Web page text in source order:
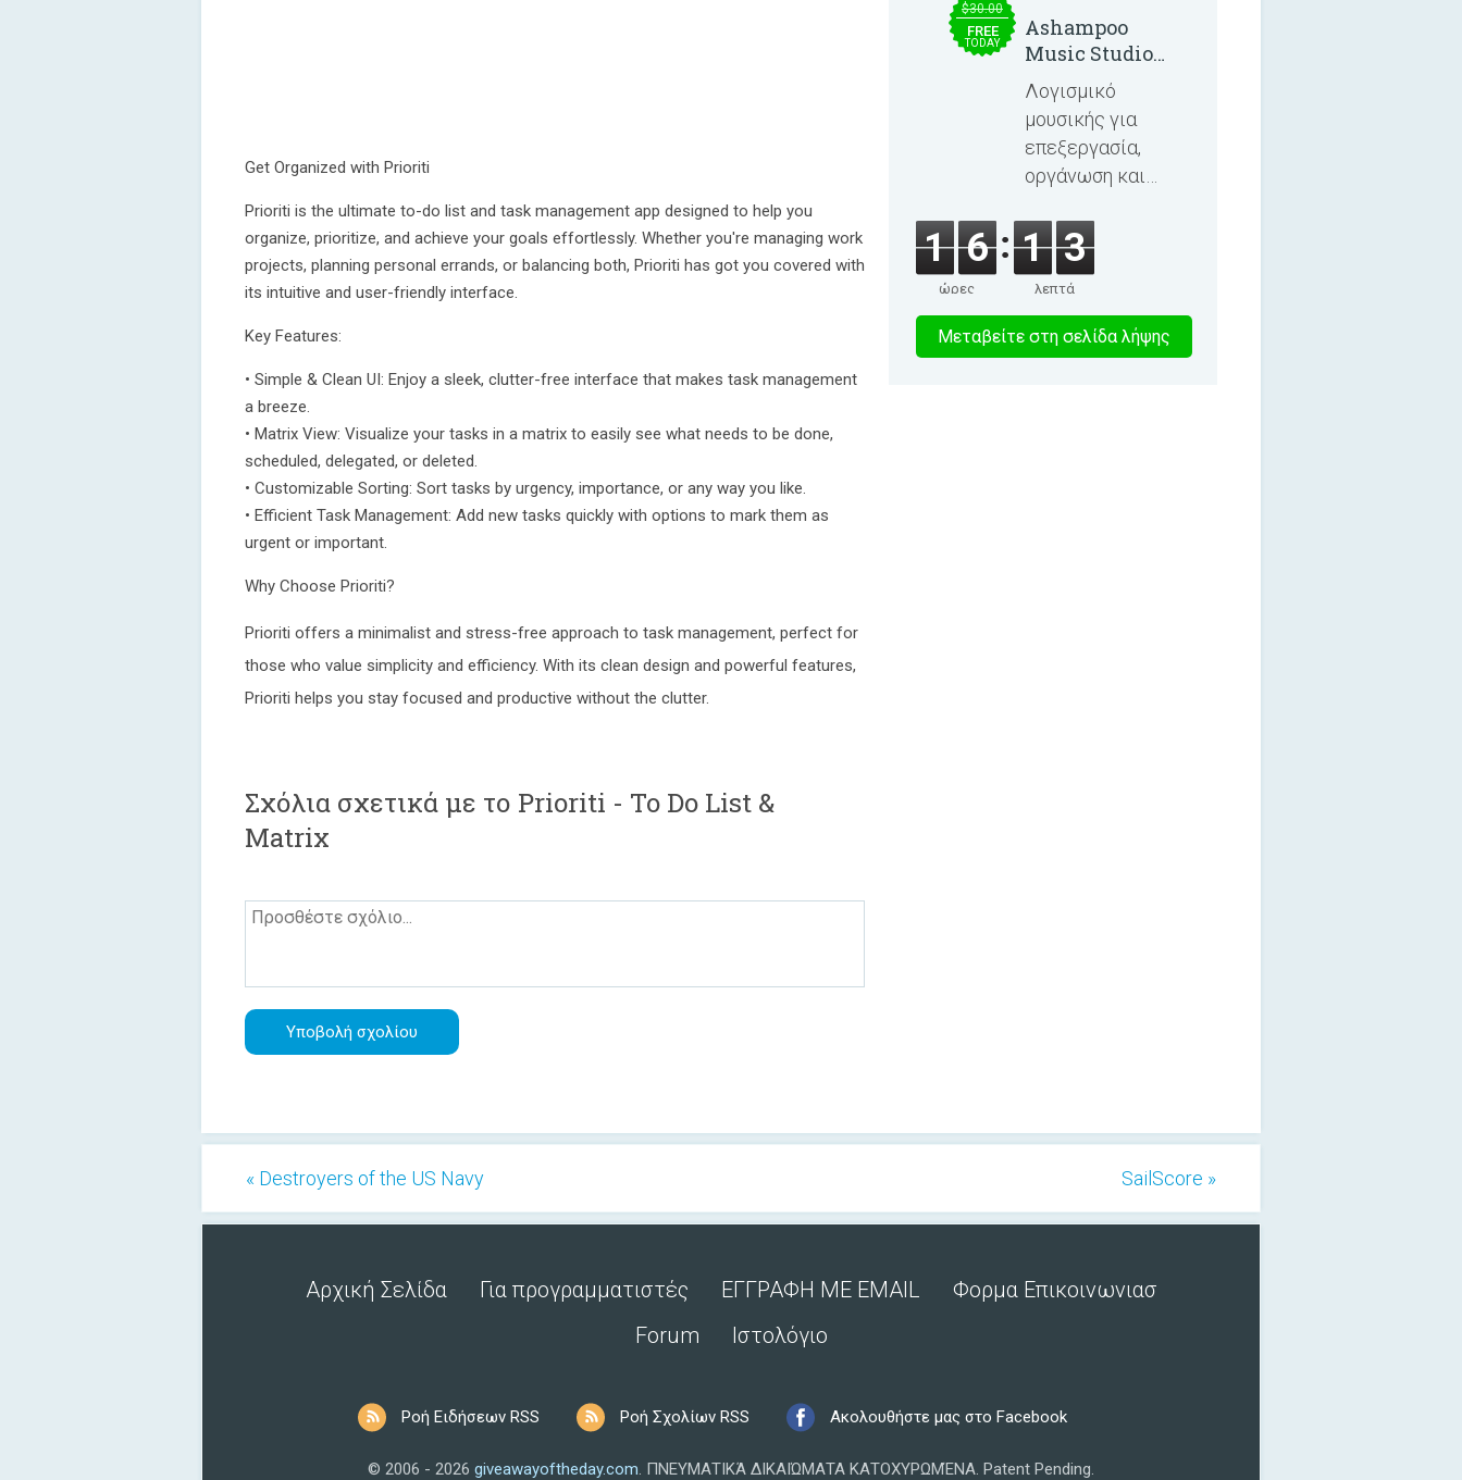
Get Organized with Prioriti
Prioriti is the ultimate to-do list and task management app designed to help you
organize, prioritize, and achieve your goals effortlessly. Whether you're managing work
projects, planning personal errands, or balancing both, Prioriti has got you covered with
its intuitive and user-friendly interface.
Key Features:
• Simple & Clean UI: Enjoy a sleek, clutter-free interface that makes task management
a breeze.
• Matrix View: Visualize your tasks in a matrix to easily see what needs to be done,
scheduled, delegated, or deleted.
• Customizable Sorting: Sort tasks by urgency, importance, or any way you like.
• Efficient Task Management: Add new tasks quickly with options to mark them as
urgent or important.
Why Choose Prioriti?
Prioriti offers a minimalist and stress-free approach to task management, perfect for
those who value simplicity and efficiency. With its clean design and powerful features,
Prioriti helps you stay focused and productive without the clutter.
Σχόλια σχετικά με το Prioriti - To Do List &
Matrix
$30.00
FREE
TODAY
Ashampoo
Music Studio
2025
Λογισμικό
μουσικής για
επεξεργασία,
οργάνωση και
τραγουδιών και
ηχητικών βιβλίων.
1 6
ώρες
1 3
λεπτά
0 3
Μεταβείτε στη σελίδα λήψης
« Destroyers of the US Navy SailScore »
Αρχική Σελίδα Για προγραμματιστές ΕΓΓΡΑΦΗ ΜΕ EMAIL
Φορμα Επικοινωνιασ
Forum
Ιστολόγιο
Ροή Ειδήσεων RSS Ροή Σχολίων RSS Ακολουθήστε μας στο Facebook
© 2006 - 2026 giveawayoftheday.com. ΠΝΕΥΜΑΤΙΚΆ ΔΙΚΑΙΏΜΑΤΑ ΚΑΤΟΧΥΡΩΜΈΝΑ. Patent Pending.